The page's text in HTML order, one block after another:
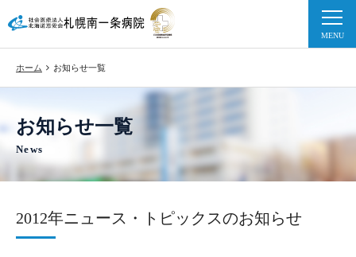
ホーム お知らせ一覧
お知らせ一覧
News
2012年ニュース・トピックスのお知らせ